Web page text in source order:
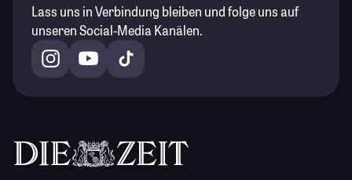
Lass uns in Verbindung bleiben und folge uns auf
unseren Social-Media Kanälen.